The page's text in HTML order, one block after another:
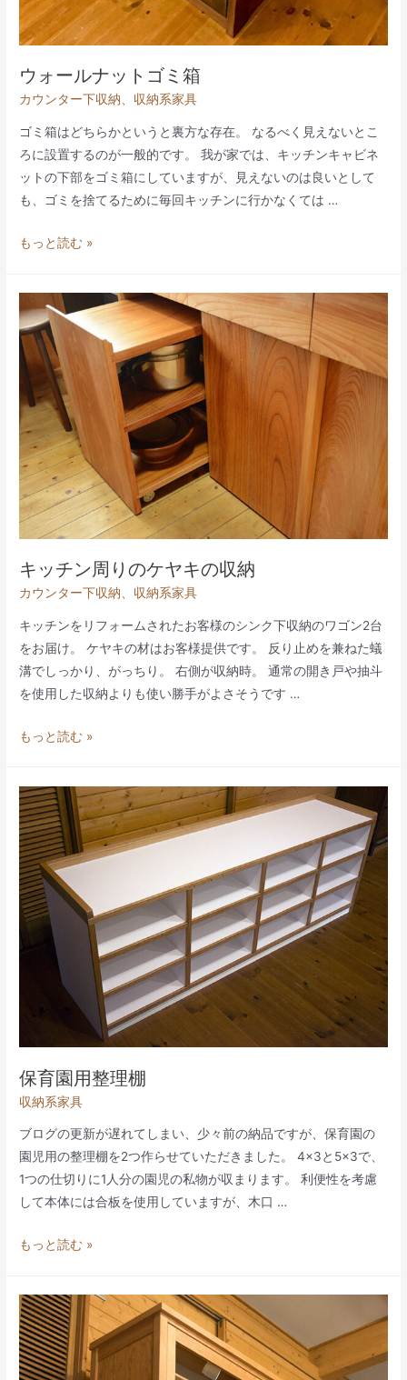
ウォールナットゴミ箱
カウンター下収納、 収納系家具
ゴミ箱はどちらかというと裏方な存在。 なるべく見えないとこ
ろに設置するのが一般的です。 我が家では、キッチンキャビネ
ットの下部をゴミ箱にしていますが、見えないのは良いとして
も、ゴミを捨てるために毎回キッチンに行かなくては …
ウ
ル
ナ
ッ
ゴ
ミ
箱
もっと読む »
キッチン周りのケヤキの収納
カウンター下収納 収納系家具
キッチンをリフォームされたお客様のシンク下収納のワゴン2台
をお届け。 ケヤキの材はお客様提供です。 反り止めを兼ねた蟻
溝でしっかり、がっちり。 右側が収納時。 通常の開き戸や抽斗
を使用した収納よりも使い勝手がよさそうです …
キ
ン
周
り
の
ケ
ヤ
もっと読む »
保育園用整理棚
収納系家具
ブログの更新が遅れてしまい、少々前の納品ですが、保育園の
園児用の整理棚を2つ作らせていただきました。 4×3と5×3で、
1つの仕切りに1人分の園児の私物が収まります。 利便性を考慮
して本体には合板を使用していますが、木口 …
保
用
整
理
もっと読む »